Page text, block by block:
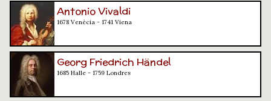
Antonio Vivaldi
1678 Venècia - 1741 Viena
Georg Friedrich Händel
1685 Halle - 1759 Londres